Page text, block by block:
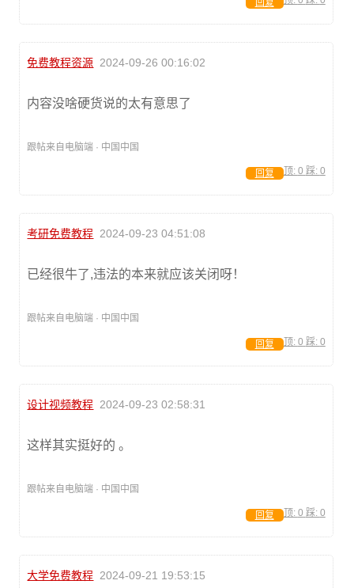
回复
免费教程资源 2024-09-26 00:16:02
内容没啥硬货说的太有意思了
跟帖来自电脑端 · 中国中国
顶: 0 踩: 0
回复
考研免费教程 2024-09-23 04:51:08
已经很牛了,违法的本来就应该关闭呀！
跟帖来自电脑端 · 中国中国
顶: 0 踩: 0
回复
设计视频教程 2024-09-23 02:58:31
这样其实挺好的 。
跟帖来自电脑端 · 中国中国
顶: 0 踩: 0
回复
大学免费教程 2024-09-21 19:53:15